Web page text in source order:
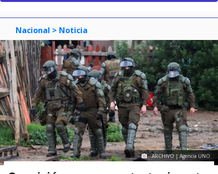
Nacional > Noticia
ARCHIVO | Agencia UNO